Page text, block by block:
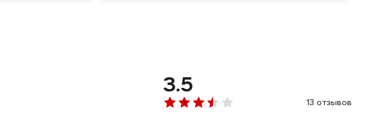
3.5
13 отзывов